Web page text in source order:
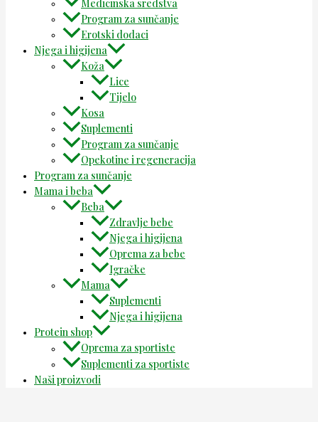
Medicinska sredstva
Program za sunčanje
Erotski dodaci
Njega i higijena
Koža
Lice
Tijelo
Kosa
Suplementi
Program za sunčanje
Opekotine i regeneracija
Program za sunčanje
Mama i beba
Beba
Zdravlje bebe
Njega i higijena
Oprema za bebe
Igračke
Mama
Suplementi
Njega i higijena
Protein shop
Oprema za sportiste
Suplementi za sportiste
Naši proizvodi